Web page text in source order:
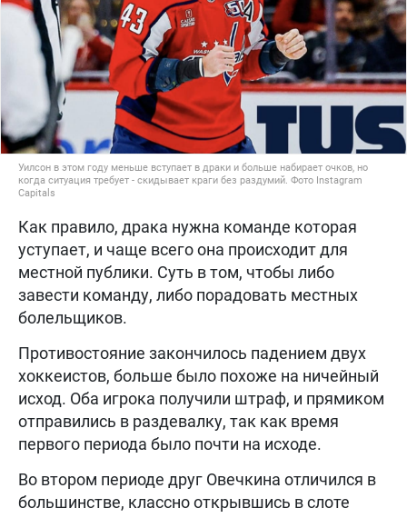
Уилсон в этом году меньше вступает в драки и больше набирает очков, но
когда ситуация требует - скидывает краги без раздумий. Фото Instagram
Capitals
Как правило, драка нужна команде которая
уступает, и чаще всего она происходит для
местной публики. Суть в том, чтобы либо
завести команду, либо порадовать местных
болельщиков.
Противостояние закончилось падением двух
хоккеистов, больше было похоже на ничейный
исход. Оба игрока получили штраф, и прямиком
отправились в раздевалку, так как время
первого периода было почти на исходе.
Во втором периоде друг Овечкина отличился в
большинстве, классно открывшись в слоте